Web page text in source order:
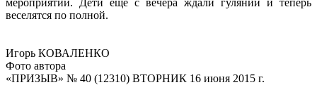
веселятся по полной.
Игорь КОВАЛЕНКО
Фото автора
«ПРИЗЫВ» № 40 (12310) ВТОРНИК 16 июня 2015 г.